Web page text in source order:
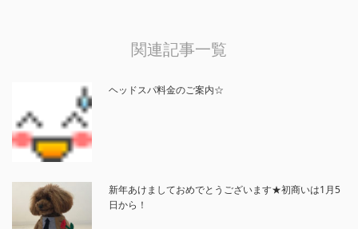
関連記事一覧
ヘッドスパ料金のご案内☆
新年あけましておめでとうございます★初商いは1月5
日から！